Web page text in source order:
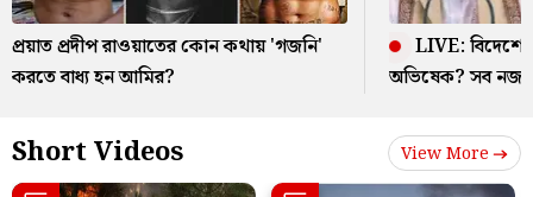
প্রয়াত প্রদীপ রাওয়াতের কোন কথায় 'গজনি'
করতে বাধ্য হন আমির?
LIVE: বিদেশে
অভিষেক? সব নজর
Short Videos View More